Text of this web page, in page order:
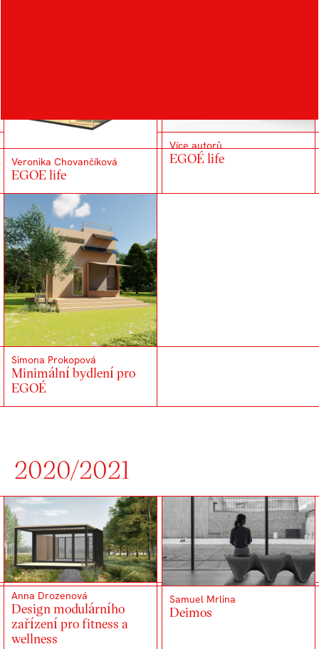
Veronika Chovančíková
EGOE life
Více autorů
EGOÉ life
Simona Prokopová
Minimální bydlení pro
EGOÉ
2020/2021
Anna Drozenová
Design modulárního
zařízení pro fitness a
wellness
Samuel Mrlina
Deimos